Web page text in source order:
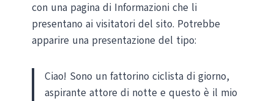
con una pagina di Informazioni che li
presentano ai visitatori del sito. Potrebbe
apparire una presentazione del tipo:
Ciao! Sono un fattorino ciclista di giorno,
aspirante attore di notte e questo è il mio